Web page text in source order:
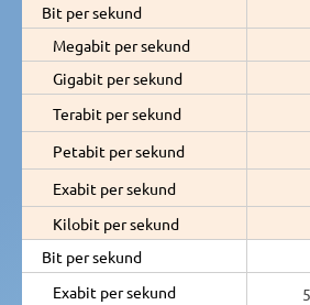
Bit per sekund
Megabit per sekund
Gigabit per sekund
Terabit per sekund
Petabit per sekund
Exabit per sekund
Kilobit per sekund
Bit per sekund
Exabit per sekund